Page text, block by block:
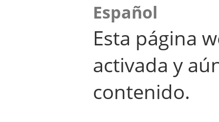
Español
Esta página
activada y
contenido.